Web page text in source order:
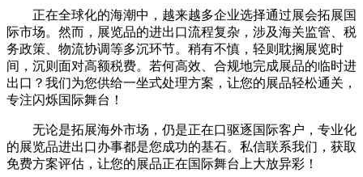
正在全球化的海潮中，越来越多企业选择通过展会拓展国
际市场。然而，展览品的进出口流程复杂，涉及海关监管、税
务政策、物流协调等多沉环节。稍有不慎，轻则耽搁展览时
间，沉则面对高额税费。若何高效、合规地完成展品的临时进
出口？我们为您供给一坐式处理方案，让您的展品轻松通关，
专注闪烁国际舞台！
无论是拓展海外市场，仍是正在口驱逐国际客户，专业化
的展览品进出口办事都是您成功的基石。私信联系我们，获取
免费方案评估，让您的展品正在国际舞台上大放异彩！